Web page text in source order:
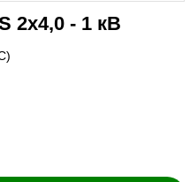
2х4,0 - 1 кВ